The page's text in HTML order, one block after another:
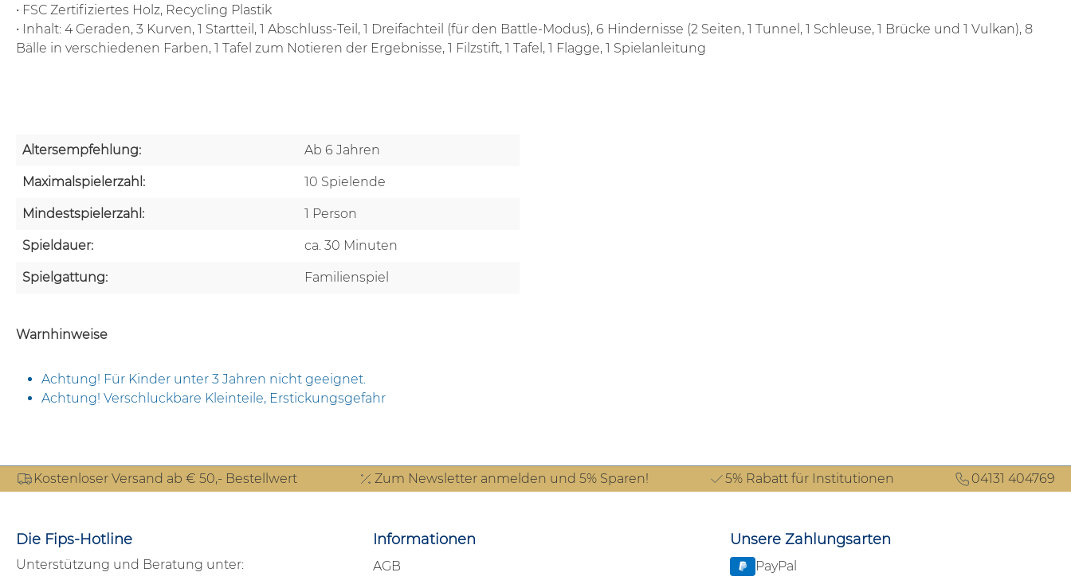
• FSC Zertifiziertes Holz, Recycling Plastik
• Inhalt: 4 Geraden, 3 Kurven, 1 Startteil, 1 Abschluss-Teil, 1 Dreifachteil (für den Battle-Modus), 6 Hindernisse (2 Seiten, 1 Tunnel, 1 Schleuse, 1 Brücke und 1 Vulkan), 8
Bälle in verschiedenen Farben, 1 Tafel zum Notieren der Ergebnisse, 1 Filzstift, 1 Tafel, 1 Flagge, 1 Spielanleitung
Altersempfehlung: Ab 6 Jahren
Maximalspielerzahl: 10 Spielende
Mindestspielerzahl: 1 Person
Spieldauer: ca. 30 Minuten
Spielgattung: Familienspiel
Warnhinweise
Achtung! Für Kinder unter 3 Jahren nicht geeignet.
Achtung! Verschluckbare Kleinteile, Erstickungsgefahr
Kostenloser Versand ab € 50,- Bestellwert Zum Newsletter anmelden und 5% Sparen! 5% Rabatt für Institutionen 04131 404769
Die Fips-Hotline
Unterstützung und Beratung unter:
Informationen
AGB
Unsere Zahlungsarten
PayPal